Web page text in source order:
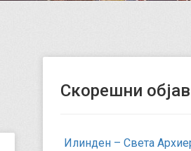
Скорешни
Илинден – Света